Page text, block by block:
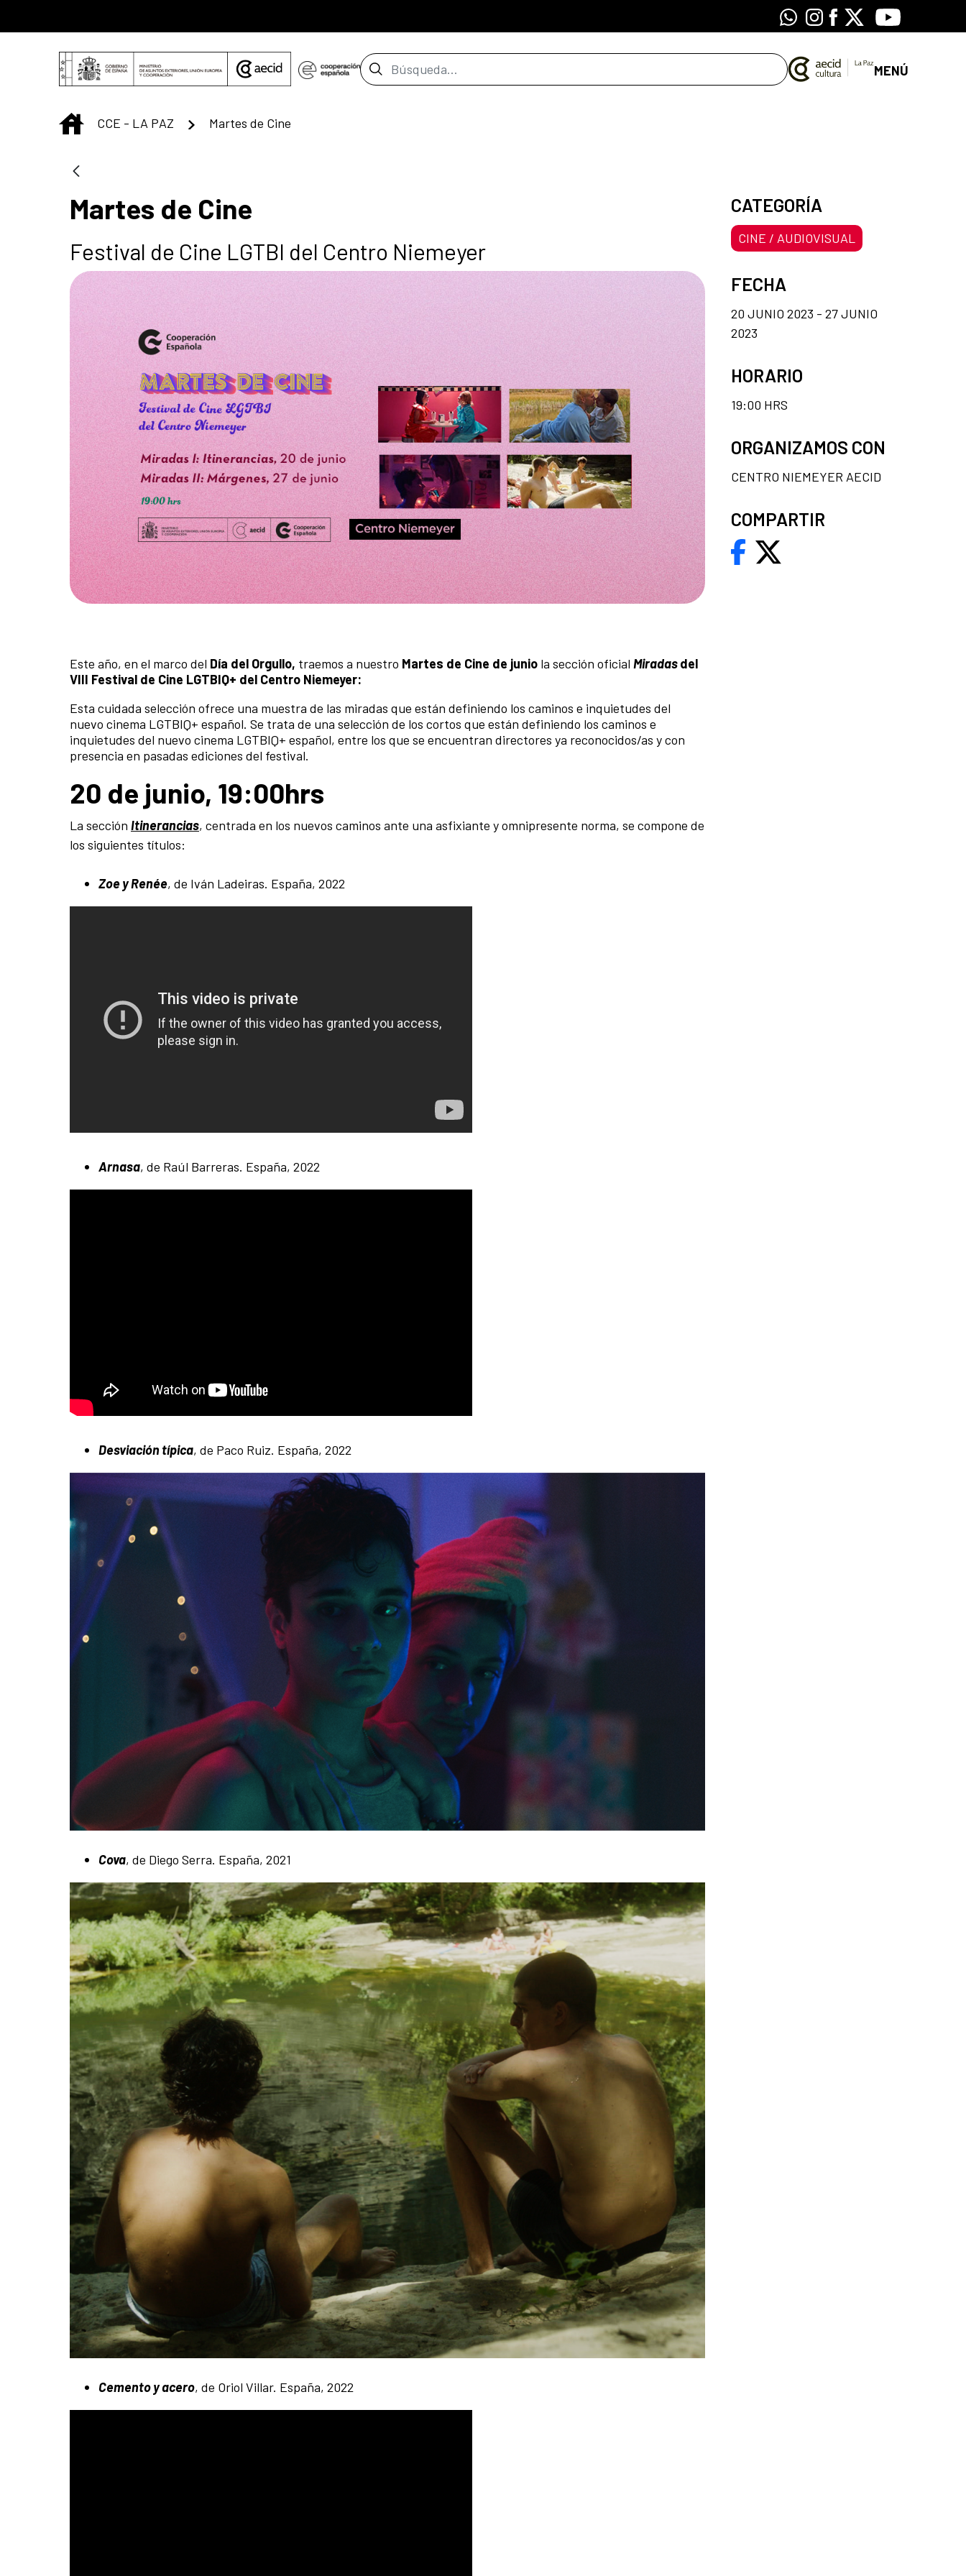
WhatsappInstagram
Facebook
X Youtube
Barra de búsqueda MENÚ
INICIO
CCE - LA PAZ Martes de Cine
Martes de Cine
Festival de Cine LGTBI del Centro Niemeyer
Este año, en el marco del Día del Orgullo, traemos a nuestro Martes de Cine de junio la sección oficial Miradasdel
VIII Festival de Cine LGTBIQ+ del Centro Niemeyer:
Esta cuidada selección ofrece una muestra de las miradas que están definiendo los caminos e inquietudes del
nuevo cinema LGTBIQ+ español. Se trata de una selección de los cortos que están definiendo los caminos e
inquietudes del nuevo cinema LGTBIQ+ español, entre los que se encuentran directores ya reconocidos/as y con
presencia en pasadas ediciones del festival.
20 de junio, 19:00hrs
La sección Itinerancias, centrada en los nuevos caminos ante una asfixiante y omnipresente norma, se compone de
los siguientes títulos:
Zoe y Renée, de Iván Ladeiras. España, 2022
Arnasa, de Raúl Barreras. España, 2022
Desviación típica, de Paco Ruiz. España, 2022
Cova, de Diego Serra. España, 2021
Cemento y acero, de Oriol Villar. España, 2022
CATEGORÍA
CINE / AUDIOVISUAL
FECHA
20 JUNIO 2023 - 27 JUNIO
2023
HORARIO
19:00 HRS
ORGANIZAMOS CON
CENTRO NIEMEYER AECID
COMPARTIR